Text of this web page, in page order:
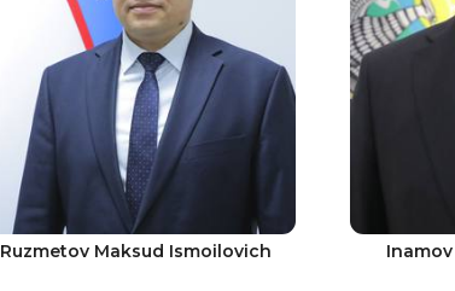
Ruzmetov Maksud Ismoilovich